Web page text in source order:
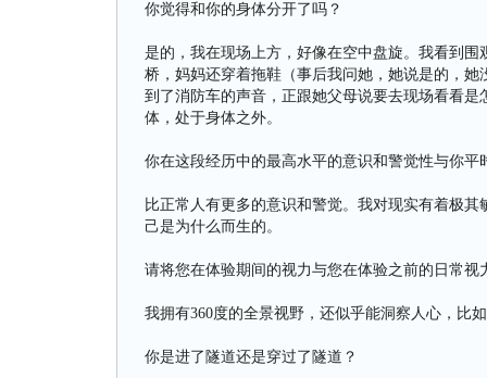
你觉得和你的身体分开了吗？
是的，我在现场上方，好像在空中盘旋。我看到
桥，妈妈还穿着拖鞋（事后我问她，她说是的，
到了消防车的声音，正跟她父母说要去现场看看
体，处于身体之外。
你在这段经历中的最高水平的意识和警觉性与你平
比正常人有更多的意识和警觉。我对现实有着极
己是为什么而生的。
请将您在体验期间的视力与您在体验之前的日常视
我拥有360度的全景视野，还似乎能洞察人心，比
你是进了隧道还是穿过了隧道？